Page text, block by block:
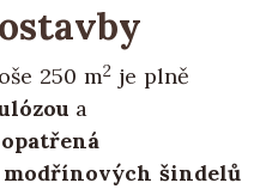
250 m2 je plně
a
opatřená
modřínových šindelů